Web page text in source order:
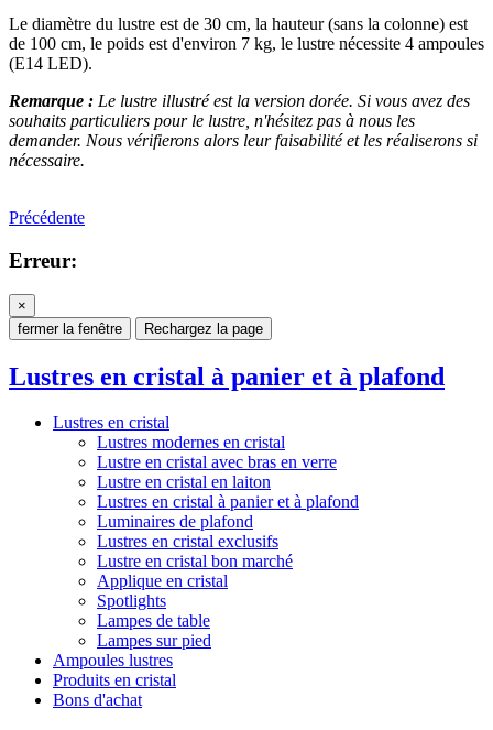
Le diamètre du lustre est de 30 cm, la hauteur (sans la colonne) est
de 100 cm, le poids est d'environ 7 kg, le lustre nécessite 4 ampoules
(E14 LED).
Remarque : Le lustre illustré est la version dorée. Si vous avez des
souhaits particuliers pour le lustre, n'hésitez pas à nous les
demander. Nous vérifierons alors leur faisabilité et les réaliserons si
nécessaire.
Précédente
Erreur:
×
fermer la fenêtre
Rechargez la page
Lustres en cristal à panier et à plafond
Lustres en cristal
Lustres modernes en cristal
Lustre en cristal avec bras en verre
Lustre en cristal en laiton
Lustres en cristal à panier et à plafond
Luminaires de plafond
Lustres en cristal exclusifs
Lustre en cristal bon marché
Applique en cristal
Spotlights
Lampes de table
Lampes sur pied
Ampoules lustres
Produits en cristal
Bons d'achat